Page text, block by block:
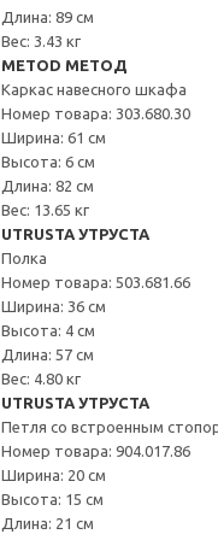
Длина: 89 см
Вес: 3.43 кг
METOD МЕТОД
Каркас навесного шкафа
Номер товара: 303.680.30
Ширина: 61 см
Высота: 6 см
Длина: 82 см
Вес: 13.65 кг
UTRUSTA УТРУСТА
Полка
Номер товара: 503.681.66
Ширина: 36 см
Высота: 4 см
Длина: 57 см
Вес: 4.80 кг
UTRUSTA УТРУСТА
Петля со встроенным
Номер товара: 904.017.86
Ширина: 20 см
Высота: 15 см
Длина: 21 см